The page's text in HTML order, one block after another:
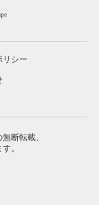
リシー
断転載、
。